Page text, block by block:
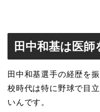
田中和基は医師
田中和基選手の経歴を
校時代は特に野球で目
いんです。